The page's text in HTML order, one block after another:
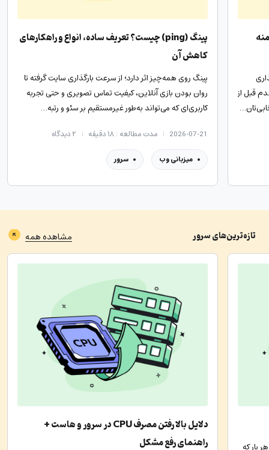
قبل از
پینگ (ping) چیست؟ تعریف ساده، انواع و راهکارهای
کاهش آن
پینگ روی همه‌چیز اثر دارد؛ از سرعت بارگذاری سایت گرفته تا
روان بودن بازی آنلاین، کیفیت تماس تصویری و حتی تجربه
کاربری‌ای که می‌تواند به‌طور غیرمستقیم بر سئو و رتبه…
2026-07-21 مدت مطالعه : ۱۸ دقیقه ۲دیدگاه
میزبانی وب سرور
تازه‌ترین‌هایسرور مشاهده همه
بار که
دلایل بالا رفتن مصرف CPU در سرور و هاست +
راهنمای رفع مشکل